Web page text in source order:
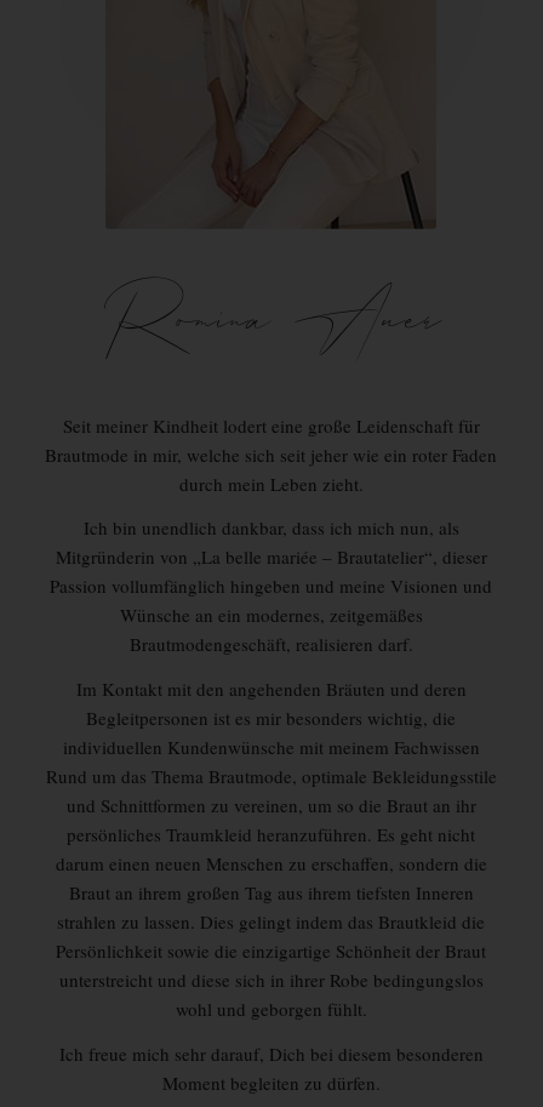
Romina Auer
Seit meiner Kindheit lodert eine große Leidenschaft für
Brautmode in mir, welche sich seit jeher wie ein roter Faden
durch mein Leben zieht.
Ich bin unendlich dankbar, dass ich mich nun, als
Mitgründerin von „La belle mariée – Brautatelier“, dieser
Passion vollumfänglich hingeben und meine Visionen und
Wünsche an ein modernes, zeitgemäßes
Brautmodengeschäft, realisieren darf.
Im Kontakt mit den angehenden Bräuten und deren
Begleitpersonen ist es mir besonders wichtig, die
individuellen Kundenwünsche mit meinem Fachwissen
Rund um das Thema Brautmode, optimale Bekleidungsstile
und Schnittformen zu vereinen, um so die Braut an ihr
persönliches Traumkleid heranzuführen. Es geht nicht
darum einen neuen Menschen zu erschaffen, sondern die
Braut an ihrem großen Tag aus ihrem tiefsten Inneren
strahlen zu lassen. Dies gelingt indem das Brautkleid die
Persönlichkeit sowie die einzigartige Schönheit der Braut
unterstreicht und diese sich in ihrer Robe bedingungslos
wohl und geborgen fühlt.
Ich freue mich sehr darauf, Dich bei diesem besonderen
Moment begleiten zu dürfen.